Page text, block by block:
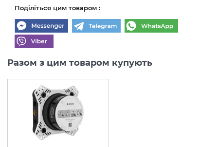
Поділіться цим товаром :
Разом з цим товаром купують